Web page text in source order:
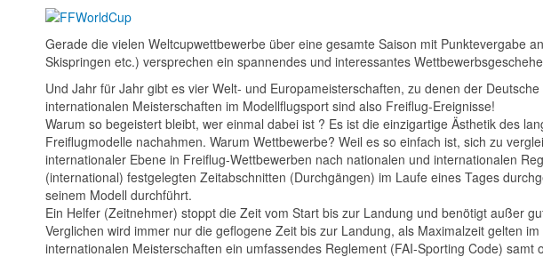
Gerade die vielen Weltcupwettbewerbe über eine gesamte Saison mit Punktevergabe
Skispringen etc.) versprechen ein spannendes und interessantes
Und Jahr für Jahr gibt es vier Welt- und Europameisterschaften, zu denen der
internationalen Meisterschaften im Modellflugsport sind also Freiflug-Ereignisse!
Warum so begeistert bleibt, wer einmal dabei ist ? Es ist die einzigartige Ästhetik des
Freiflugmodelle nachahmen. Warum Wettbewerbe? Weil es so einfach ist, sich zu
internationaler Ebene in Freiflug-Wettbewerben nach nationalen und internationalen
(international) festgelegten Zeitabschnitten (Durchgängen) im Laufe eines Tages
seinem Modell durchführt.
Ein Helfer (Zeitnehmer) stoppt die Zeit vom Start bis zur Landung und benötigt außer
Verglichen wird immer nur die geflogene Zeit bis zur Landung, als Maximalzeit gelten
internationalen Meisterschaften ein umfassendes Reglement (FAI-Sporting Code)